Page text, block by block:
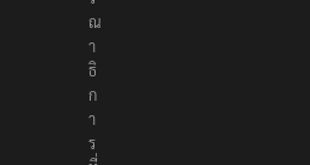
ณ
า
ธิ
ก
า
ร